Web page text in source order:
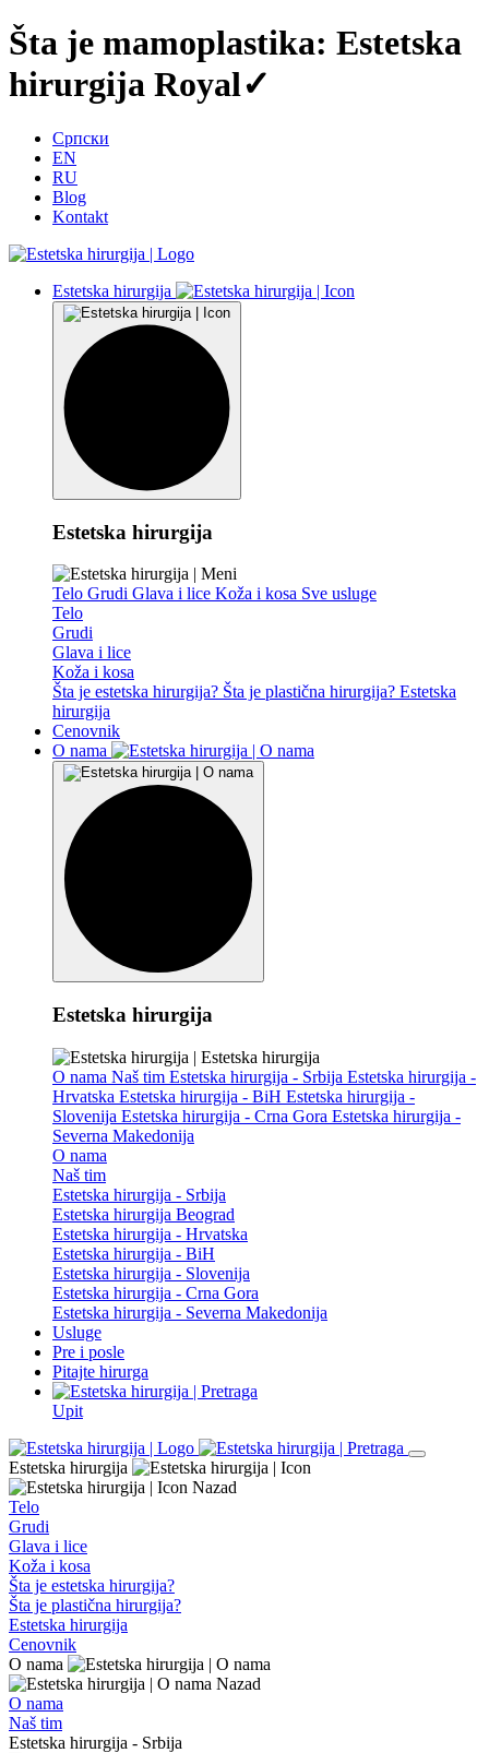
Šta je mamoplastika: Estetska
hirurgija Royal✓
Српски
EN
RU
Blog
Kontakt
Estetska hirurgija
Estetska hirurgija
Telo Grudi Glava i lice Koža i kosa Sve usluge
Telo
Grudi
Glava i lice
Koža i kosa
Šta je estetska hirurgija? Šta je plastična hirurgija? Estetska
hirurgija
Cenovnik
O nama
Estetska hirurgija
O nama Naš tim Estetska hirurgija - Srbija Estetska hirurgija -
Hrvatska Estetska hirurgija - BiH Estetska hirurgija -
Slovenija Estetska hirurgija - Crna Gora Estetska hirurgija -
Severna Makedonija
O nama
Naš tim
Estetska hirurgija - Srbija
Estetska hirurgija Beograd
Estetska hirurgija - Hrvatska
Estetska hirurgija - BiH
Estetska hirurgija - Slovenija
Estetska hirurgija - Crna Gora
Estetska hirurgija - Severna Makedonija
Usluge
Pre i posle
Pitajte hirurga
Upit
Estetska hirurgija
Nazad
Telo
Grudi
Glava i lice
Koža i kosa
Šta je estetska hirurgija?
Šta je plastična hirurgija?
Estetska hirurgija
Cenovnik
O nama
Nazad
O nama
Naš tim
Estetska hirurgija - Srbija